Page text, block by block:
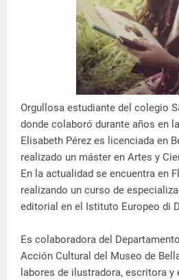
Orgullosa estudiante del colegio
donde colaboró durante años en
Elisabeth Pérez es licenciada en
realizado un máster en Artes y
En la actualidad se encuentra en
realizando un curso de
editorial en el Istituto Europeo di
Es colaboradora del
Acción Cultural del Museo de
labores de ilustradora, escritora y